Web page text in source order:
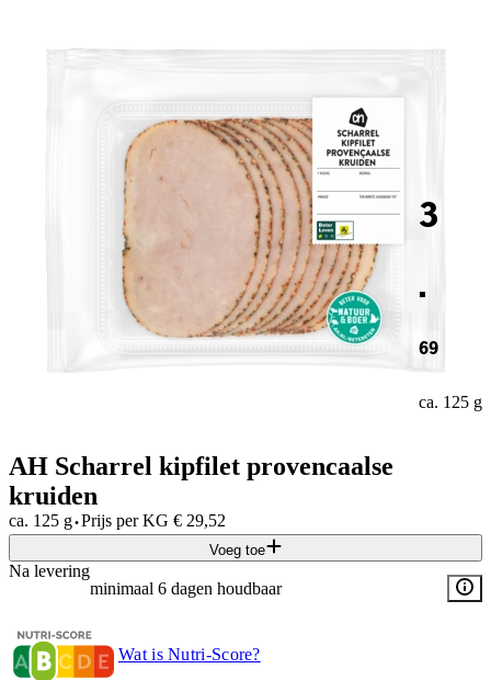
3
.
69
ca. 125 g
AH Scharrel kipfilet provencaalse
kruiden
ca. 125 g·Prijs per KG € 29,52
Voeg toe
Na levering
minimaal 6 dagen houdbaar
Wat is Nutri-Score?